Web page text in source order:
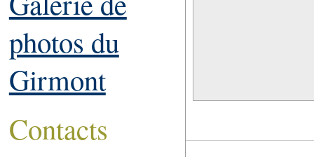
photos du
Girmont
Contacts